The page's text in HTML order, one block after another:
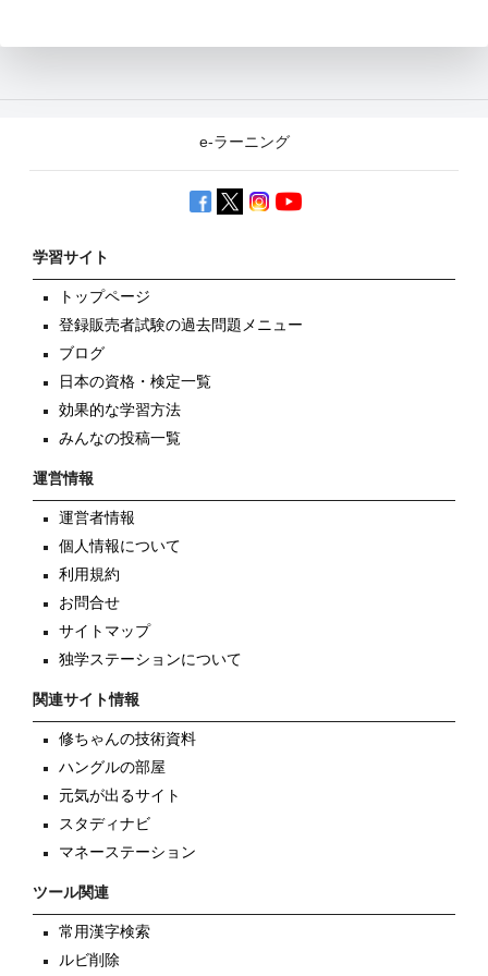
e-ラーニング
学習サイト
トップページ
登録販売者試験の過去問題メニュー
ブログ
日本の資格・検定一覧
効果的な学習方法
みんなの投稿一覧
運営情報
運営者情報
個人情報について
利用規約
お問合せ
サイトマップ
独学ステーションについて
関連サイト情報
修ちゃんの技術資料
ハングルの部屋
元気が出るサイト
スタディナビ
マネーステーション
ツール関連
常用漢字検索
ルビ削除